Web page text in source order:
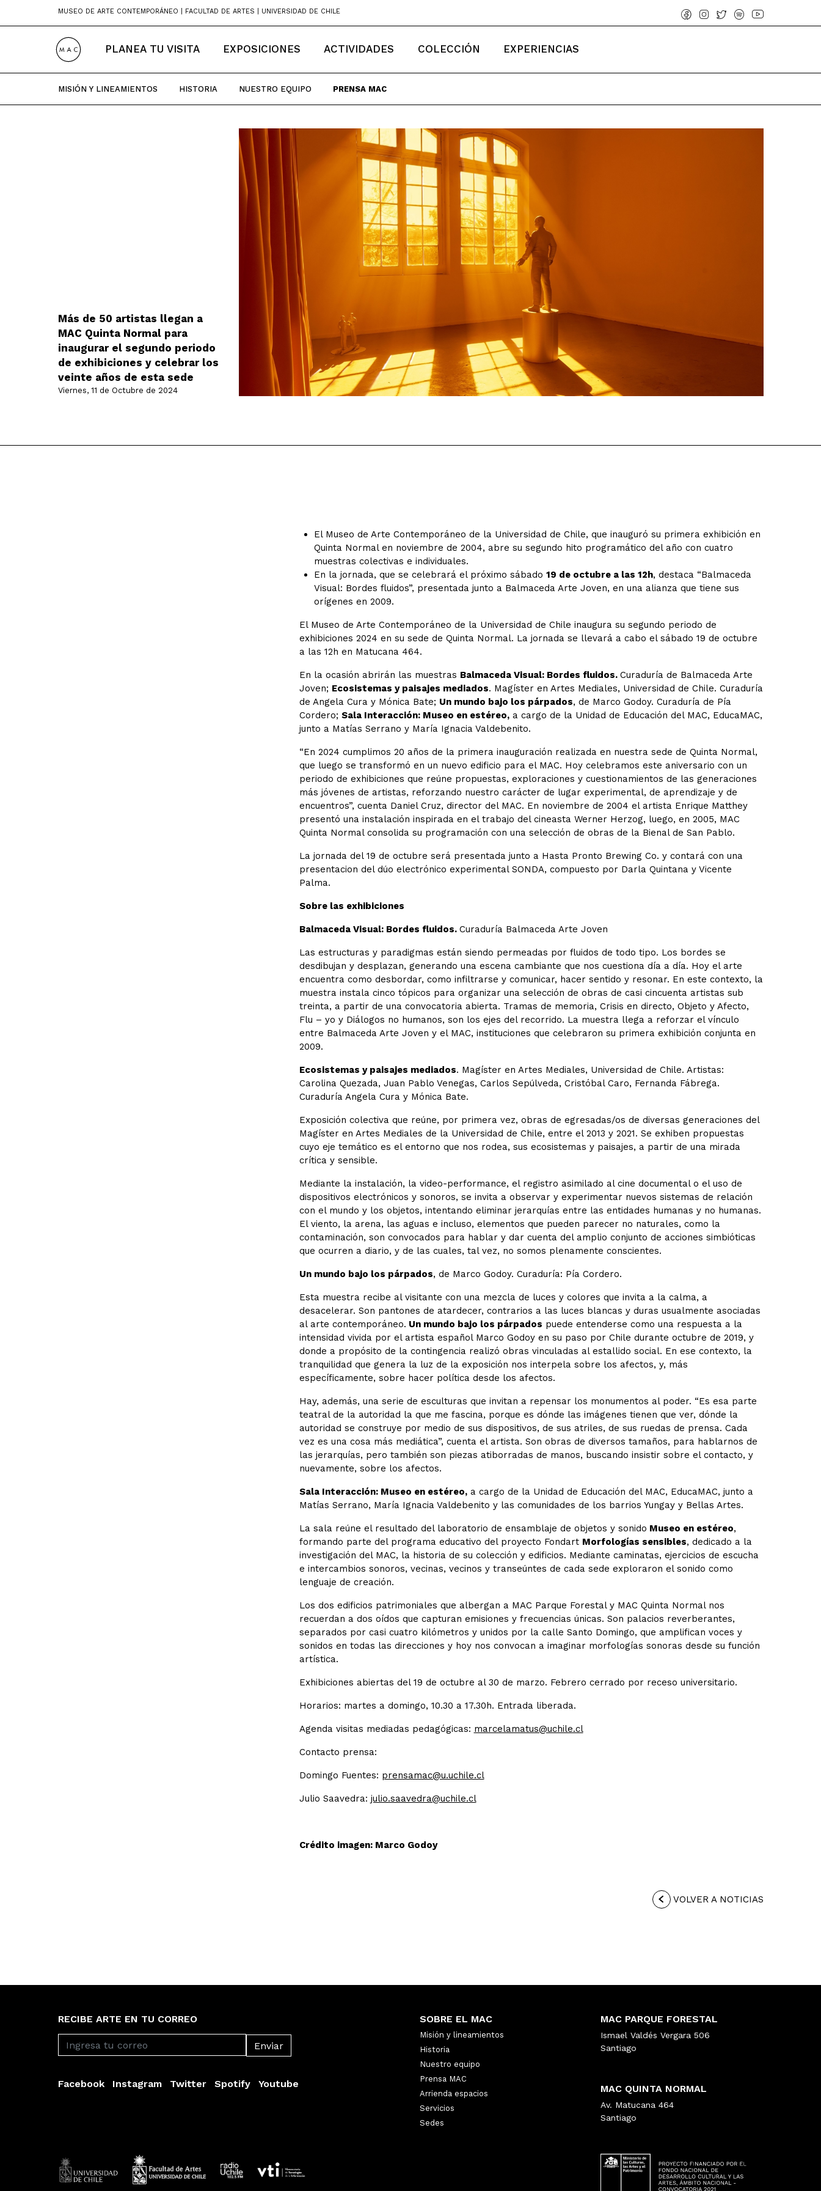
MUSEO DE ARTE CONTEMPORÁNEO | FACULTAD DE ARTES | UNIVERSIDAD DE CHILE
PLANEA TU VISITA EXPOSICIONES ACTIVIDADES COLECCIÓN EXPERIENCIAS
MISIÓN Y LINEAMIENTOS HISTORIA NUESTRO EQUIPO PRENSA MAC
Más de 50 artistas llegan a
MAC Quinta Normal para
inaugurar el segundo periodo
de exhibiciones y celebrar los
veinte años de esta sede
Viernes, 11 de Octubre de 2024
El Museo de Arte Contemporáneo de la Universidad de Chile, que inauguró su primera exhibición en
Quinta Normal en noviembre de 2004, abre su segundo hito programático del año con cuatro
muestras colectivas e individuales.
En la jornada, que se celebrará el próximo sábado 19 de octubre a las 12h, destaca “Balmaceda
Visual: Bordes fluidos”, presentada junto a Balmaceda Arte Joven, en una alianza que tiene sus
orígenes en 2009.
El Museo de Arte Contemporáneo de la Universidad de Chile inaugura su segundo periodo de
exhibiciones 2024 en su sede de Quinta Normal. La jornada se llevará a cabo el sábado 19 de octubre
a las 12h en Matucana 464.
En la ocasión abrirán las muestras Balmaceda Visual: Bordes fluidos. Curaduría de Balmaceda Arte
Joven; Ecosistemas y paisajes mediados. Magíster en Artes Mediales, Universidad de Chile. Curaduría
de Angela Cura y Mónica Bate; Un mundo bajo los párpados, de Marco Godoy. Curaduría de Pía
Cordero; Sala Interacción: Museo en estéreo,a cargo de la Unidad de Educación del MAC, EducaMAC,
junto a Matías Serrano y María Ignacia Valdebenito.
“En 2024 cumplimos 20 años de la primera inauguración realizada en nuestra sede de Quinta Normal,
que luego se transformó en un nuevo edificio para el MAC. Hoy celebramos este aniversario con un
periodo de exhibiciones que reúne propuestas, exploraciones y cuestionamientos de las generaciones
más jóvenes de artistas, reforzando nuestro carácter de lugar experimental, de aprendizaje y de
encuentros”, cuenta Daniel Cruz, director del MAC. En noviembre de 2004 el artista Enrique Matthey
presentó una instalación inspirada en el trabajo del cineasta Werner Herzog, luego, en 2005, MAC
Quinta Normal consolida su programación con una selección de obras de la Bienal de San Pablo.
La jornada del 19 de octubre será presentada junto a Hasta Pronto Brewing Co. y contará con una
presentacion del dúo electrónico experimental SONDA, compuesto por Darla Quintana y Vicente
Palma.
Sobre las exhibiciones
Balmaceda Visual: Bordes fluidos. Curaduría Balmaceda Arte Joven
Las estructuras y paradigmas están siendo permeadas por fluidos de todo tipo. Los bordes se
desdibujan y desplazan, generando una escena cambiante que nos cuestiona día a día. Hoy el arte
encuentra como desbordar, como infiltrarse y comunicar, hacer sentido y resonar. En este contexto, la
muestra instala cinco tópicos para organizar una selección de obras de casi cincuenta artistas sub
treinta, a partir de una convocatoria abierta. Tramas de memoria, Crisis en directo, Objeto y Afecto,
Flu – yo y Diálogos no humanos, son los ejes del recorrido. La muestra llega a reforzar el vínculo
entre Balmaceda Arte Joven y el MAC, instituciones que celebraron su primera exhibición conjunta en
2009.
Ecosistemas y paisajes mediados. Magíster en Artes Mediales, Universidad de Chile. Artistas:
Carolina Quezada, Juan Pablo Venegas, Carlos Sepúlveda, Cristóbal Caro, Fernanda Fábrega.
Curaduría Angela Cura y Mónica Bate.
Exposición colectiva que reúne, por primera vez, obras de egresadas/os de diversas generaciones del
Magíster en Artes Mediales de la Universidad de Chile, entre el 2013 y 2021. Se exhiben propuestas
cuyo eje temático es el entorno que nos rodea, sus ecosistemas y paisajes, a partir de una mirada
crítica y sensible.
Mediante la instalación, la video-performance, el registro asimilado al cine documental o el uso de
dispositivos electrónicos y sonoros, se invita a observar y experimentar nuevos sistemas de relación
con el mundo y los objetos, intentando eliminar jerarquías entre las entidades humanas y no humanas.
El viento, la arena, las aguas e incluso, elementos que pueden parecer no naturales, como la
contaminación, son convocados para hablar y dar cuenta del amplio conjunto de acciones simbióticas
que ocurren a diario, y de las cuales, tal vez, no somos plenamente conscientes.
Un mundo bajo los párpados, de Marco Godoy. Curaduría: Pía Cordero.
Esta muestra recibe al visitante con una mezcla de luces y colores que invita a la calma, a
desacelerar. Son pantones de atardecer, contrarios a las luces blancas y duras usualmente asociadas
al arte contemporáneo. Un mundo bajo los párpados puede entenderse como una respuesta a la
intensidad vivida por el artista español Marco Godoy en su paso por Chile durante octubre de 2019, y
donde a propósito de la contingencia realizó obras vinculadas al estallido social. En ese contexto, la
tranquilidad que genera la luz de la exposición nos interpela sobre los afectos, y, más
específicamente, sobre hacer política desde los afectos.
Hay, además, una serie de esculturas que invitan a repensar los monumentos al poder. “Es esa parte
teatral de la autoridad la que me fascina, porque es dónde las imágenes tienen que ver, dónde la
autoridad se construye por medio de sus dispositivos, de sus atriles, de sus ruedas de prensa. Cada
vez es una cosa más mediática”, cuenta el artista. Son obras de diversos tamaños, para hablarnos de
las jerarquías, pero también son piezas atiborradas de manos, buscando insistir sobre el contacto, y
nuevamente, sobre los afectos.
Sala Interacción: Museo en estéreo,a cargo de la Unidad de Educación del MAC, EducaMAC, junto a
Matías Serrano, María Ignacia Valdebenito y las comunidades de los barrios Yungay y Bellas Artes.
La sala reúne el resultado del laboratorio de ensamblaje de objetos y sonido Museo en estéreo,
formando parte del programa educativo del proyecto Fondart Morfologías sensibles, dedicado a la
investigación del MAC, la historia de su colección y edificios. Mediante caminatas, ejercicios de escucha
e intercambios sonoros, vecinas, vecinos y transeúntes de cada sede exploraron el sonido como
lenguaje de creación.
Los dos edificios patrimoniales que albergan a MAC Parque Forestal y MAC Quinta Normal nos
recuerdan a dos oídos que capturan emisiones y frecuencias únicas. Son palacios reverberantes,
separados por casi cuatro kilómetros y unidos por la calle Santo Domingo, que amplifican voces y
sonidos en todas las direcciones y hoy nos convocan a imaginar morfologías sonoras desde su función
artística.
Exhibiciones abiertas del 19 de octubre al 30 de marzo. Febrero cerrado por receso universitario.
Horarios: martes a domingo, 10.30 a 17.30h. Entrada liberada.
Agenda visitas mediadas pedagógicas: marcelamatus@uchile.cl
Contacto prensa:
Domingo Fuentes: prensamac@u.uchile.cl
Julio Saavedra: julio.saavedra@uchile.cl
Crédito imagen: Marco Godoy
VOLVER A NOTICIAS
RECIBE ARTE EN TU CORREO
Facebook Instagram Twitter Spotify Youtube
SOBRE EL MAC
Misión y lineamientos
Historia
Nuestro equipo
Prensa MAC
Arrienda espacios
Servicios
Sedes
MAC PARQUE FORESTAL
Ismael Valdés Vergara 506
Santiago
MAC QUINTA NORMAL
Av. Matucana 464
Santiago